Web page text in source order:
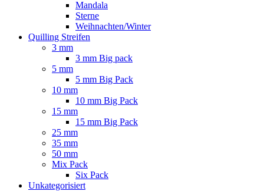
Mandala
Sterne
Weihnachten/Winter
Quilling Streifen
3 mm
3 mm Big pack
5 mm
5 mm Big Pack
10 mm
10 mm Big Pack
15 mm
15 mm Big Pack
25 mm
35 mm
50 mm
Mix Pack
Six Pack
Unkategorisiert